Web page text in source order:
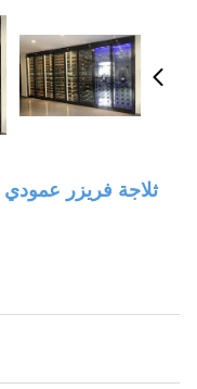
ثلاجة فريزر